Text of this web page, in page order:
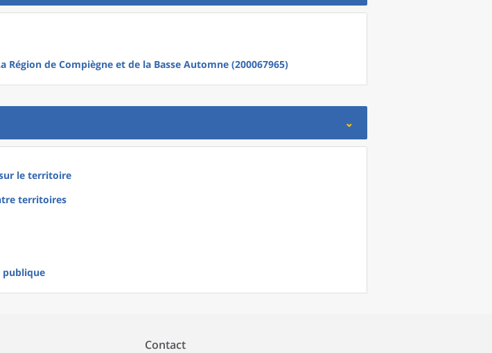
de Compiègne et de la Basse Automne (200067965)
le territoire
territoires
publique
Contact